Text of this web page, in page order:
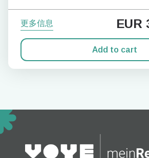
更多信息 EUR
Add to cart